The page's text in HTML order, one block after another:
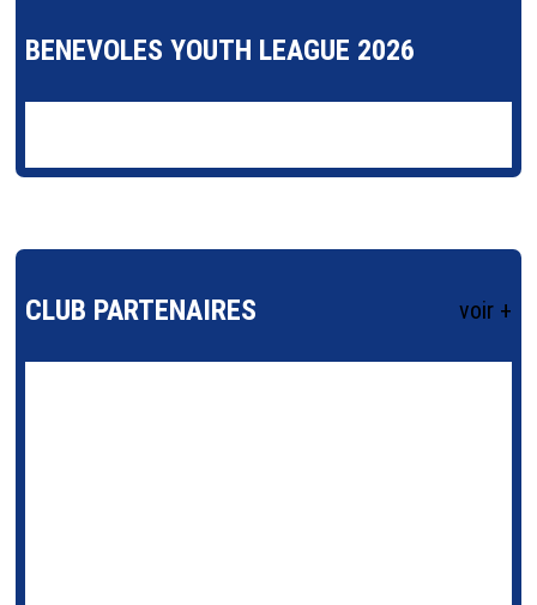
BENEVOLES YOUTH LEAGUE 2026
CLUB PARTENAIRES voir +